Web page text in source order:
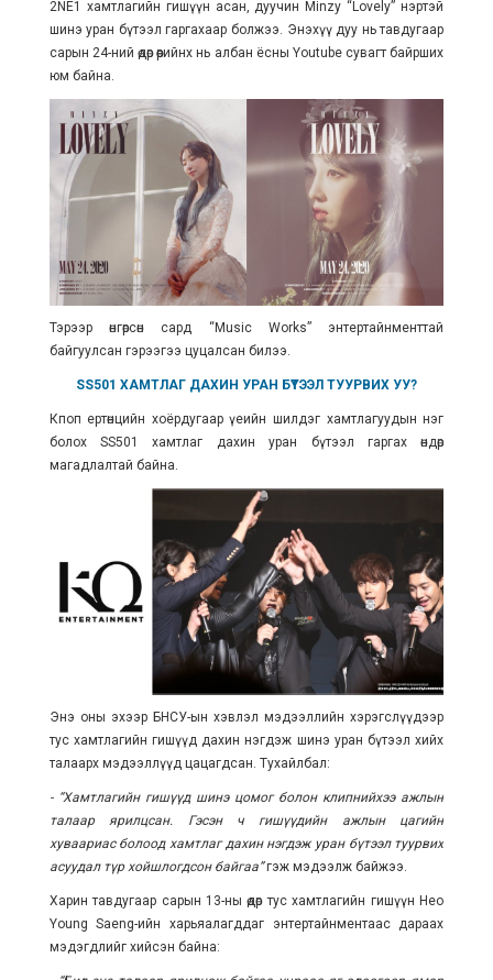
2NE1 хамтлагийн гишүүн асан, дуучин Minzy “Lovely” нэртэй
шинэ уран бүтээл гаргахаар болжээ. Энэхүү дуу нь тавдугаар
сарын 24-ний өдөр өөрийнх нь албан ёсны Youtube сувагт байрших
юм байна.
Тэрээр өнгөрсөн сард “Music Works” энтертайнменттай
байгуулсан гэрээгээ цуцалсан билээ.
SS501 ХАМТЛАГ ДАХИН УРАН БҮТЭЭЛ ТУУРВИХ УУ?
Кпоп ертөнцийн хоёрдугаар үеийн шилдэг хамтлагуудын нэг
болох SS501 хамтлаг дахин уран бүтээл гаргах өндөр
магадлалтай байна.
Энэ оны эхээр БНСУ-ын хэвлэл мэдээллийн хэрэгслүүдээр
тус хамтлагийн гишүүд дахин нэгдэж шинэ уран бүтээл хийх
талаарх мэдээллүүд цацагдсан. Тухайлбал:
- “Хамтлагийн гишүүд шинэ цомог болон клипнийхээ ажлын
талаар ярилцсан. Гэсэн ч гишүүдийн ажлын цагийн
хуваариас болоод хамтлаг дахин нэгдэж уран бүтээл туурвих
асуудал түр хойшлогдсон байгаа”гэж мэдээлж байжээ.
Харин тавдугаар сарын 13-ны өдөр тус хамтлагийн гишүүн Heo
Young Saeng-ийн харьяалагддаг энтертайнментаас дараах
мэдэгдлийг хийсэн байна: